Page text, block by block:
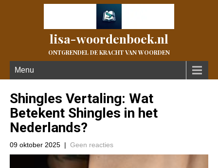
lisa-woordenboek.nl
ONTGRENDEL DE KRACHT VAN WOORDEN
Menu
Shingles Vertaling: Wat
Betekent Shingles in het
Nederlands?
09 oktober 2025 | Geen reacties